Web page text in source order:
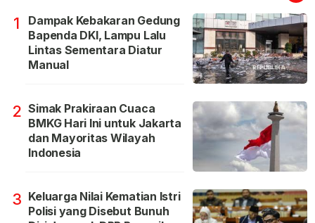
1
Dampak Kebakaran Gedung
Bapenda DKI, Lampu Lalu
Lintas Sementara Diatur
Manual
2 Simak Prakiraan Cuaca
BMKG Hari Ini untuk Jakarta
dan Mayoritas Wilayah
Indonesia
3 Keluarga Nilai Kematian Istri
Polisi yang Disebut Bunuh